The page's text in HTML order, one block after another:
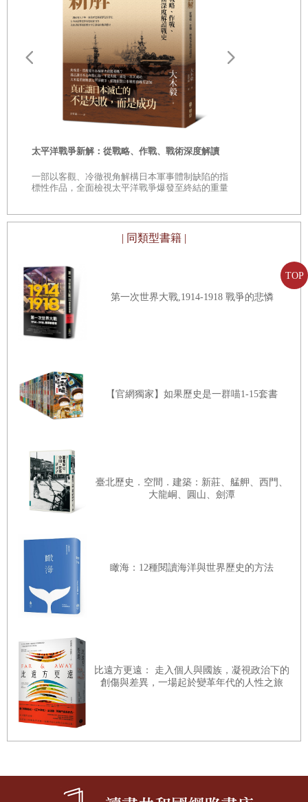
TOP
太平洋戰爭新解：從戰略、作戰、戰術深度解讀
一部以客觀、冷徹視角解構日本軍事體制缺陷的指
標性作品，全面檢視太平洋戰爭爆發至終結的重量
| 同類型書籍 |
第一次世界大戰,1914-1918 戰爭的悲憐
【官網獨家】如果歷史是一群喵1-15套書
臺北歷史．空間．建築：新莊、艋舺、西門、
大龍峒、圓山、劍潭
瞰海：12種閱讀海洋與世界歷史的方法
比遠方更遠： 走入個人與國族，凝視政治下的
創傷與差異，一場起於變革年代的人性之旅